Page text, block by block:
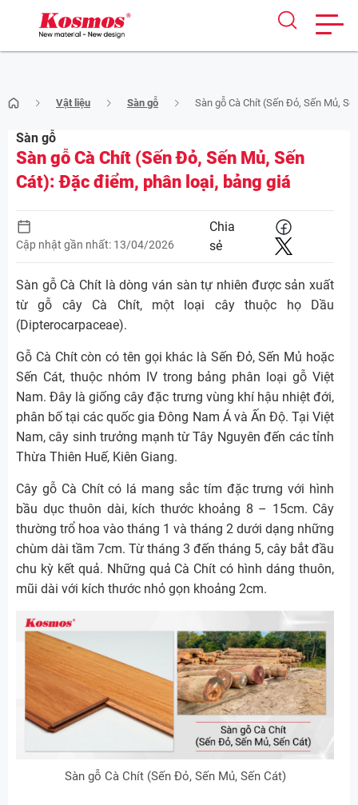
to
content
Vật liệu Sàn gỗ Sàn gỗ Cà Chít (Sến Đỏ, Sến Mủ,
Sàn gỗ
Sàn gỗ Cà Chít (Sến Đỏ, Sến Mủ, Sến
Cát): Đặc điểm, phân loại, bảng giá
Cập nhật gần nhất: 13/04/2026
Chia
sẻ
Sàn gỗ Cà Chít là dòng ván sàn tự nhiên được sản xuất
từ gỗ cây Cà Chít, một loại cây thuộc họ Dầu
(Dipterocarpaceae).
Gỗ Cà Chít còn có tên gọi khác là Sến Đỏ, Sến Mủ hoặc
Sến Cát, thuộc nhóm IV trong bảng phân loại gỗ Việt
Nam. Đây là giống cây đặc trưng vùng khí hậu nhiệt đới,
phân bố tại các quốc gia Đông Nam Á và Ấn Độ. Tại Việt
Nam, cây sinh trưởng mạnh từ Tây Nguyên đến các tỉnh
Thừa Thiên Huế, Kiên Giang.
Cây gỗ Cà Chít có lá mang sắc tím đặc trưng với hình
bầu dục thuôn dài, kích thước khoảng 8 – 15cm. Cây
thường trổ hoa vào tháng 1 và tháng 2 dưới dạng những
chùm dài tầm 7cm. Từ tháng 3 đến tháng 5, cây bắt đầu
chu kỳ kết quả. Những quả Cà Chít có hình dáng thuôn,
mũi dài với kích thước nhỏ gọn khoảng 2cm.
Sàn gỗ Cà Chít (Sến Đỏ, Sến Mủ, Sến Cát)